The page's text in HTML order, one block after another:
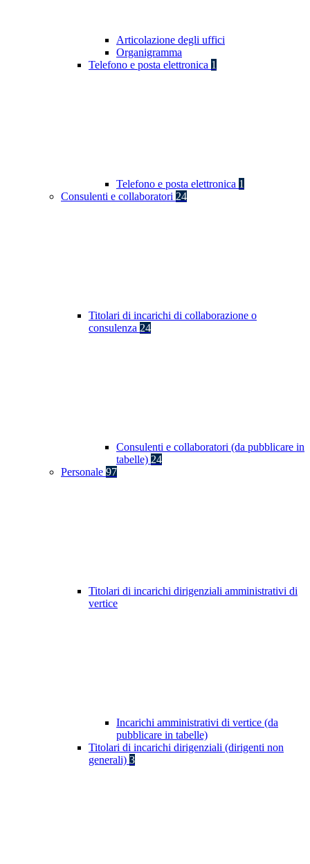
Articolazione degli uffici
Organigramma
Telefono e posta elettronica 1
Telefono e posta elettronica 1
Consulenti e collaboratori 24
Titolari di incarichi di collaborazione o
consulenza 24
Consulenti e collaboratori (da pubblicare in
tabelle) 24
Personale 97
Titolari di incarichi dirigenziali amministrativi di
vertice
Incarichi amministrativi di vertice (da
pubblicare in tabelle)
Titolari di incarichi dirigenziali (dirigenti non
generali) 3